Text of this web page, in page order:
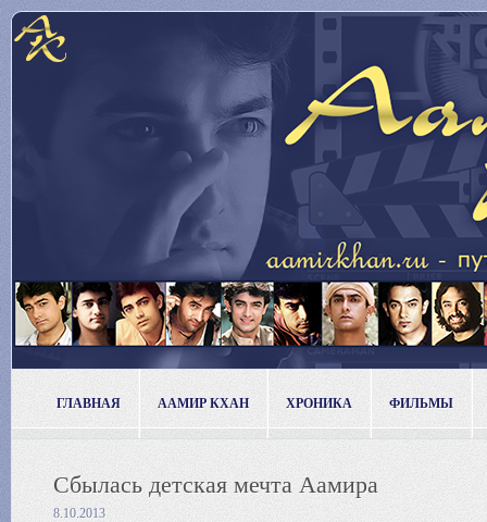
ГЛАВНАЯ ААМИР КХАН ХРОНИКА ФИЛЬМЫ
Сбылась детская мечта Аамира
8.10.2013